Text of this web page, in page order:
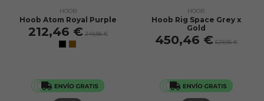
HOOB
Hoob Atom Royal Purple
212,46 € 249,95 €
HOOB
Hoob Rig Space Grey x
Gold
450,46 € 529,95 €